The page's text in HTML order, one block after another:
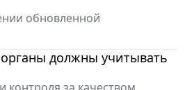
обновленной
должны учитывать